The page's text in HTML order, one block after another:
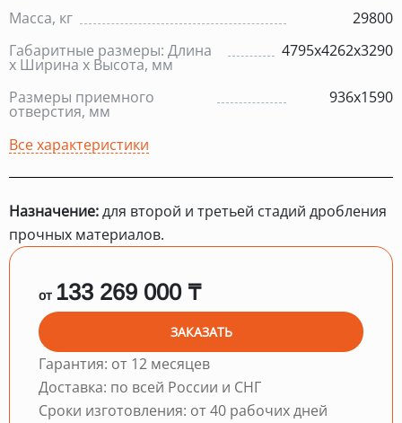
Масса, кг
29800
Габаритные размеры: Длина
х Ширина х Высота, мм
4795х4262х3290
Размеры приемного
отверстия, мм
936х1590
Все характеристики
Назначение:для второй и третьей стадий дробления
прочных материалов.
от 133 269 000 ₸
ЗАКАЗАТЬ
Гарантия: от 12 месяцев
Доставка: по всей России и СНГ
Сроки изготовления: от 40 рабочих дней